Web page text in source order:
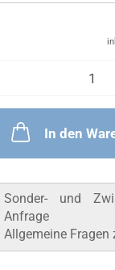
In den
Sonder- und
Anfrage
Allgemeine Fragen